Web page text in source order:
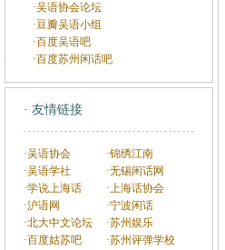
·吴语协会论坛
·豆瓣吴语小组
·百度吴语吧
·百度苏州闲话吧
· 友情链接
·吴语协会
·锦绣江南
·吴语学社
·无锡闲话网
·学说上海话
·上海话协会
·沪语网
·宁波闲话
·北大中文论坛
·苏州娱乐
·百度姑苏吧
·苏州评弹学校